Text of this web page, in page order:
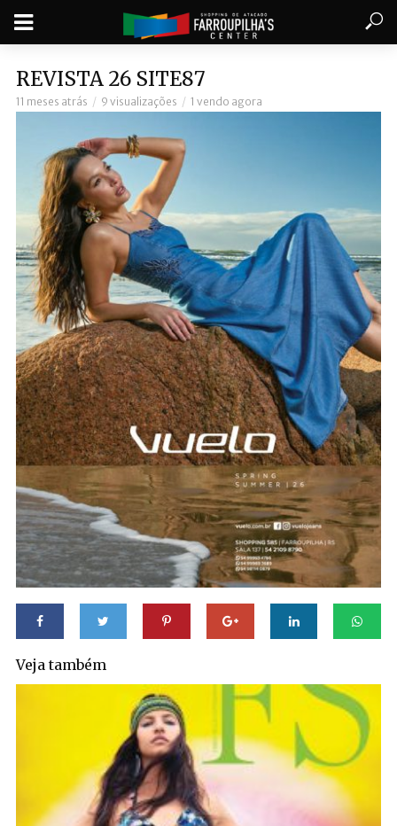
REVISTA 26 SITE87
11 meses atrás 9 visualizações 1 vendo agora
Veja também